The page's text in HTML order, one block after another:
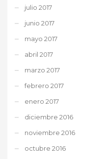
julio 2017
junio 2017
mayo 2017
abril 2017
marzo 2017
febrero 2017
enero 2017
diciembre 2016
noviembre 2016
octubre 2016